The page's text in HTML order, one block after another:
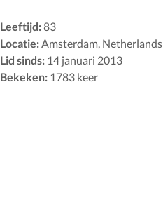
Leeftijd:83
Locatie:Amsterdam, Netherlands
Lid sinds: 14 januari 2013
Bekeken: 1783 keer